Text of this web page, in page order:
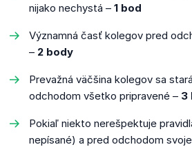
nijako nechystá – 1 bod
Významná časť kolegov pred
– 2 body
Prevažná väčšina kolegov sa
odchodom všetko pripravené – 3
Pokiaľ niekto nerešpektuje
nepísané) a pred odchodom